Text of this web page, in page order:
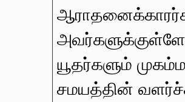
யூதர்களும்
சமயத்தின்